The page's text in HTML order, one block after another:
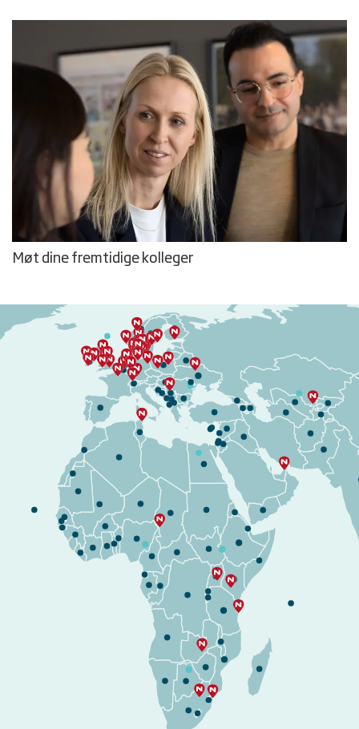
Møt dine fremtidige kolleger